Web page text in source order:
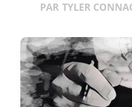
PAR TYLER